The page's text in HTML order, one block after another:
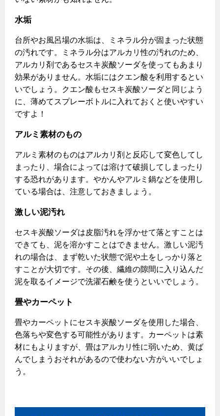
水垢
台所やお風呂場の水垢は、ミネラル分が固まった状態
の汚れです。ミネラル分はアルカリ性の汚れのため、
アルカリ剤であるセスキ炭酸ソーダを使ってもあまり
効果がありません。水垢にはクエン酸を利用するとい
いでしょう。クエン酸もセスキ炭酸ソーダと同じよう
に、薄めてスプレーボトルに入れておくと使いやすい
ですよ！
アルミ素材のもの
アルミ素材のものはアルカリ剤と反応して変色してし
まったり、場合によっては溶けて破損してしまったり
する恐れがあります。やかんやアルミ鍋などを使用し
ている場合は、注意しておきましょう。
激しい泥汚れ
セスキ炭酸ソーダは皮脂汚れを浮かせて落とすことは
できても、泥を溶かすことはできません。激しい泥汚
れの場合は、まず乾いた状態で泥や土をしっかり落と
すことが大切です。その後、繊維の隙間に入り込んだ
泥を取るイメージで洗濯石鹸を使うといいでしょう。
畳やカーペット
畳やカーペットにセスキ炭酸ソーダを使用した場合、
色落ちや変色する可能性があります。カーペットは素
材にもよりますが、畳はアルカリ性に弱いため、黄ば
んでしまうおそれがあるので使わない方がいいでしょ
う。